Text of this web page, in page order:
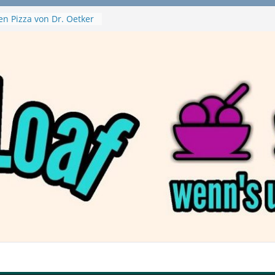
Pizza von Dr. Oetker
Nuggets und
– wirklich vegan?
Haftbefehl /